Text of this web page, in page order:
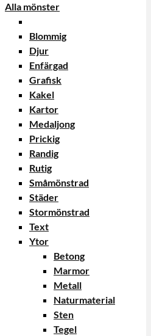
Alla mönster
Blommig
Djur
Enfärgad
Grafisk
Kakel
Kartor
Medaljong
Prickig
Randig
Rutig
Småmönstrad
Städer
Stormönstrad
Text
Ytor
Betong
Marmor
Metall
Naturmaterial
Sten
Tegel